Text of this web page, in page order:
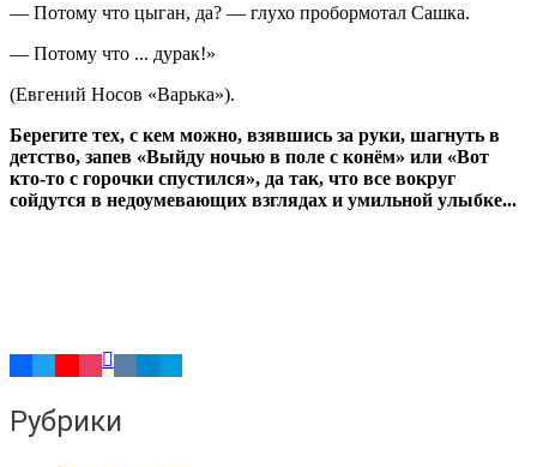
— Потому что цыган, да? — глухо пробормотал Сашка.
— Потому что ... дурак!»
(Евгений Носов «Варька»).
Берегите тех, с кем можно, взявшись за руки, шагнуть в
детство, запев «Выйду ночью в поле с конём» или «Вот
кто-то с горочки спустился», да так, что все вокруг
сойдутся в недоумевающих взглядах и умильной улыбке...
Рубрики